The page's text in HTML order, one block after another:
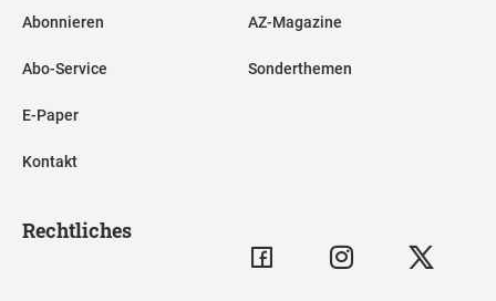
Abonnieren
Abo-Service
E-Paper
Kontakt
AZ-Magazine
Sonderthemen
Rechtliches